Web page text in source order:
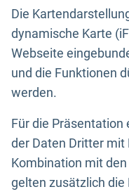
Die
dynamische Karte
Webseite
und die Funktionen
werden.
Für die Präsentation
der Daten Dritter mit
Kombination mit
gelten zusätzlich die